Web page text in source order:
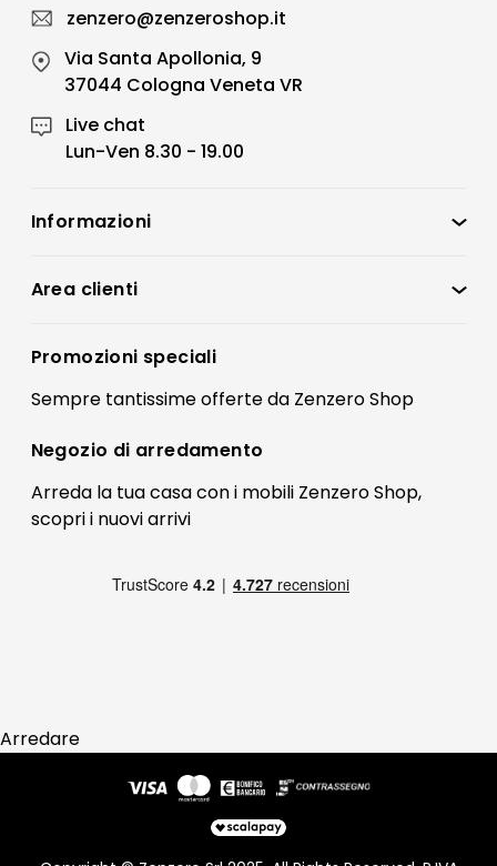
zenzero@zenzeroshop.it
Via Santa Apollonia, 9
37044 Cologna Veneta VR
Live chat
Lun-Ven 8.30 - 19.00
Informazioni
Condizioni di vendita
Preferenze Cookies
Termini e condizioni
Contatti
FAQ
Pagamenti
Area clienti
Registrati
Il mio account
Promozioni speciali
Sempre tantissimeofferteda Zenzero Shop
Negozio di arredamento
Arreda la tua casa con i mobili Zenzero Shop,
scopri i nuovi arrivi
Arredare